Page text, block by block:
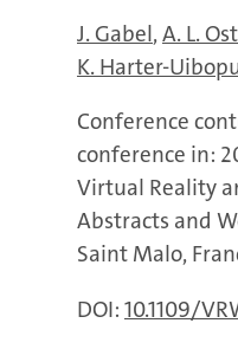
J. Gabel A. L.
K. Harter-
Conference
conference in:
Virtual Reality
Abstracts and
Saint Malo,
DOI: 10.1109/